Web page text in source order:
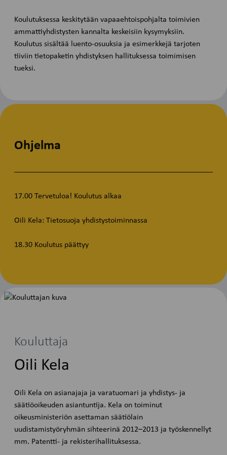
Koulutuksessa keskitytään vapaaehtoispohjalta toimivien
ammattiyhdistysten kannalta keskeisiin kysymyksiin.
Koulutus sisältää luento-osuuksia ja esimerkkejä tarjoten
tiiviin tietopaketin yhdistyksen hallituksessa toimimisen
tueksi.
Ohjelma
17.00 Tervetuloa! Koulutus alkaa
Oili Kela: Tietosuoja yhdistystoiminnassa
18.30 Koulutus päättyy
Kouluttaja
Oili Kela
Oili Kela on asianajaja ja varatuomari ja yhdistys- ja
säätiöoikeuden asiantuntija. Kela on toiminut
oikeusministeriön asettaman säätiölain
uudistamistyöryhmän sihteerinä 2012–2013 ja työskennellyt
mm. Patentti- ja rekisterihallituksessa.